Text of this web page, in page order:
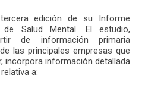
edición de su Informe
de Salud Mental. El estudio,
de información primaria
las principales empresas que
incorpora información detallada
a: